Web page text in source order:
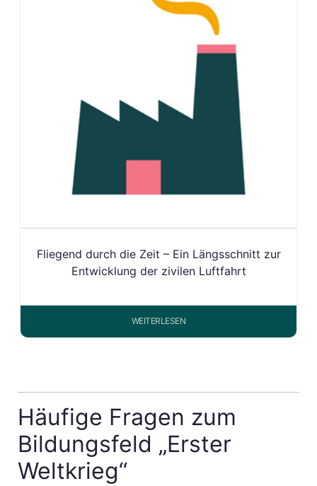
Fliegend durch die Zeit – Ein Längsschnitt zur
Entwicklung der zivilen Luftfahrt
WEITERLESEN
Häufige Fragen zum
Bildungsfeld „Erster
Weltkrieg“